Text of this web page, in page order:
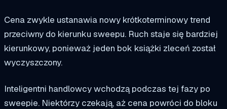
Cena zwykle ustanawia nowy krótkoterminowy trend
przeciwny do kierunku sweepu. Ruch staje się bardziej
kierunkowy, ponieważ jeden bok książki zleceń został
wyczyszczony.
Inteligentni handlowcy wchodzą podczas tej fazy po
sweepie. Niektórzy czekają, aż cena powróci do bloku